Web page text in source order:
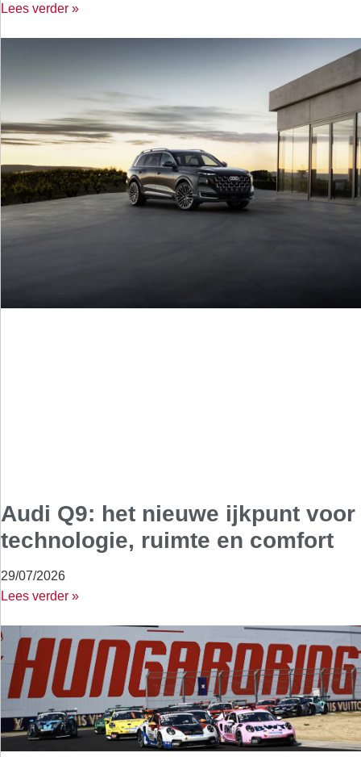
Lees verder »
Audi Q9: het nieuwe ijkpunt voor
technologie, ruimte en comfort
29/07/2026
Lees verder »